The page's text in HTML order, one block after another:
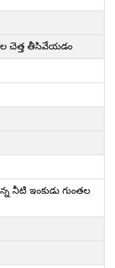
చెత్త తీసివేయడం
నీటి ఇంకుడు గుంతల